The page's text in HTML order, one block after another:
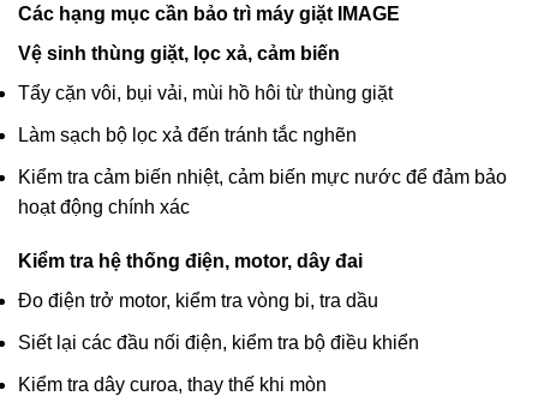
Các hạng mục cần bảo trì máy giặt IMAGE
Vệ sinh thùng giặt, lọc xả, cảm biến
Tẩy cặn vôi, bụi vải, mùi hồ hôi từ thùng giặt
Làm sạch bộ lọc xả đến tránh tắc nghẽn
Kiểm tra cảm biến nhiệt, cảm biến mực nước để đảm bảo
hoạt động chính xác
Kiểm tra hệ thống điện, motor, dây đai
Đo điện trở motor, kiểm tra vòng bi, tra dầu
Siết lại các đầu nối điện, kiểm tra bộ điều khiển
Kiểm tra dây curoa, thay thế khi mòn